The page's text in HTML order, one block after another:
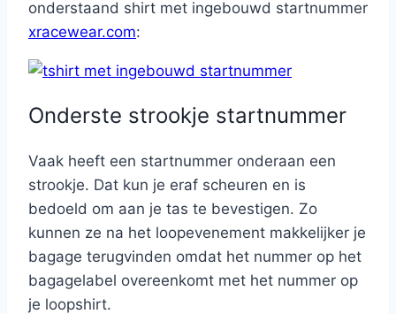
onderstaand shirt met ingebouwd startnummer
xracewear.com:
Onderste strookje startnummer
Vaak heeft een startnummer onderaan een
strookje. Dat kun je eraf scheuren en is
bedoeld om aan je tas te bevestigen. Zo
kunnen ze na het loopevenement makkelijker je
bagage terugvinden omdat het nummer op het
bagagelabel overeenkomt met het nummer op
je loopshirt.